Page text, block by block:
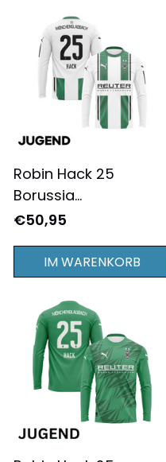
Bedruckt - Schwarz
Robin Hack 25
Borussia
Mönchengladbach
Heimtrikot Langarm -
Komplett Bedruckt -
€50,95
IM WARENKORB